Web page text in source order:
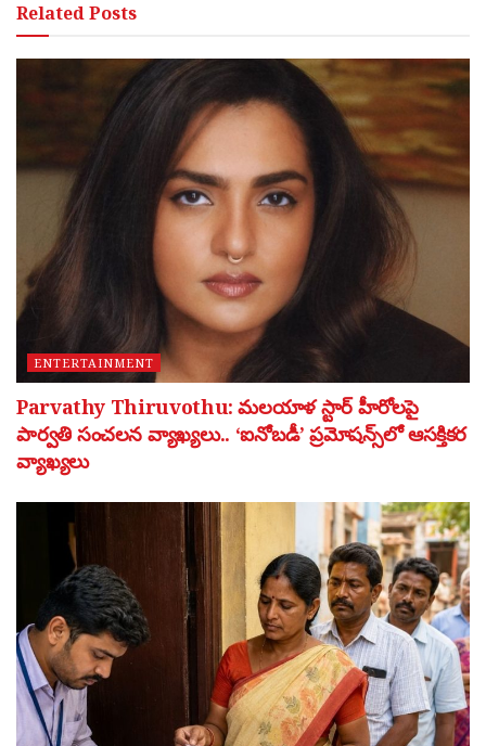
RelatedPosts
ENTERTAINMENT
Parvathy Thiruvothu: మలయాళ స్టార్ హీరోలపై
పార్వతి సంచలన వ్యాఖ్యలు.. ‘ఐనోబడీ’ ప్రమోషన్స్‌లో ఆసక్తికర
వ్యాఖ్యలు